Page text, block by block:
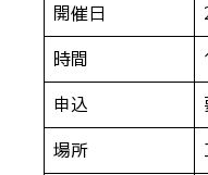
開催日
時間
申込
場所